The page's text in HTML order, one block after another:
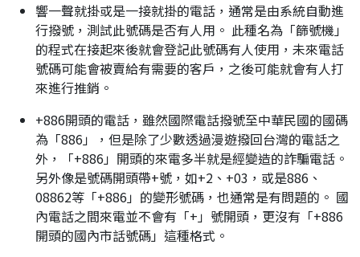
響一聲就掛或是一接就掛的電話，通常是由系統自動進
行撥號，測試此號碼是否有人用。 此種名為「篩號機」
的程式在接起來後就會登記此號碼有人使用，未來電話
號碼可能會被賣給有需要的客戶，之後可能就會有人打
來進行推銷。
+886開頭的電話，雖然國際電話撥號至中華民國的國碼
為「886」，但是除了少數透過漫遊撥回台灣的電話之
外，「+886」開頭的來電多半就是經變造的詐騙電話。
另外像是號碼開頭帶+號，如+2、+03，或是886、
08862等「+886」的變形號碼，也通常是有問題的。 國
內電話之間來電並不會有「+」號開頭，更沒有「+886
開頭的國內市話號碼」這種格式。